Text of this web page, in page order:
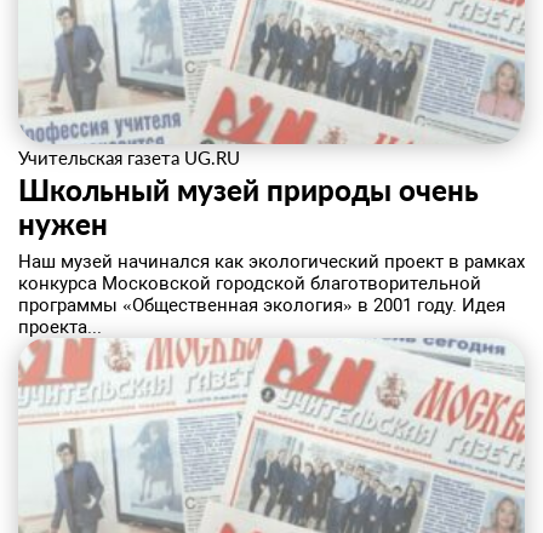
Учительская газета UG.RU
Школьный музей природы очень
нужен
​Наш музей начинался как экологический проект в рамках
конкурса Московской городской благотворительной
программы «Общественная экология» в 2001 году. Идея
проекта...